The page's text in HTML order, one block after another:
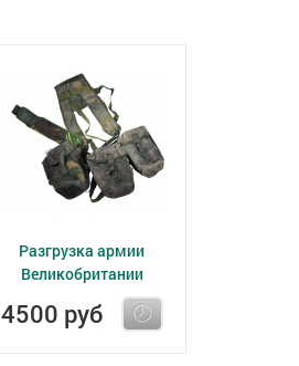
Разгрузка армии
Великобритании
4500 руб